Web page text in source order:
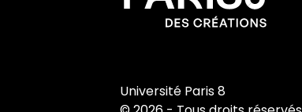
Université Paris 8